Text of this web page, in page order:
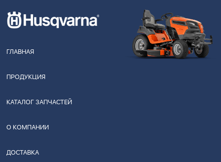
ГЛАВНАЯ
ПРОДУКЦИЯ
КАТАЛОГ ЗАПЧАСТЕЙ
О КОМПАНИИ
ДОСТАВКА